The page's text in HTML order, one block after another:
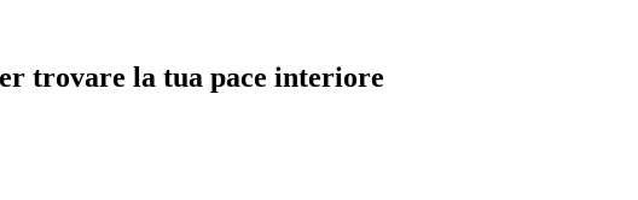
trovare la tua pace interiore